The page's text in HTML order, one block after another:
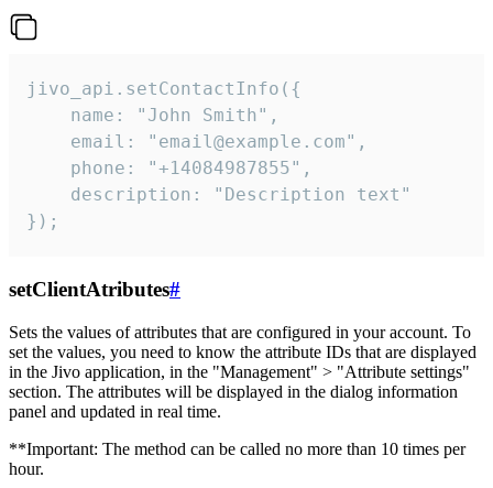
jivo_api.setContactInfo({
    name: "John Smith",
    email: "email@example.com",
    phone: "+14084987855",
    description: "Description text"
});
setClientAtributes#
Sets the values ​​of attributes that are configured in your account. To
set the values, you need to know the attribute IDs that are displayed
in the Jivo application, in the "Management" > "Attribute settings"
section. The attributes will be displayed in the dialog information
panel and updated in real time.
**Important: The method can be called no more than 10 times per
hour.